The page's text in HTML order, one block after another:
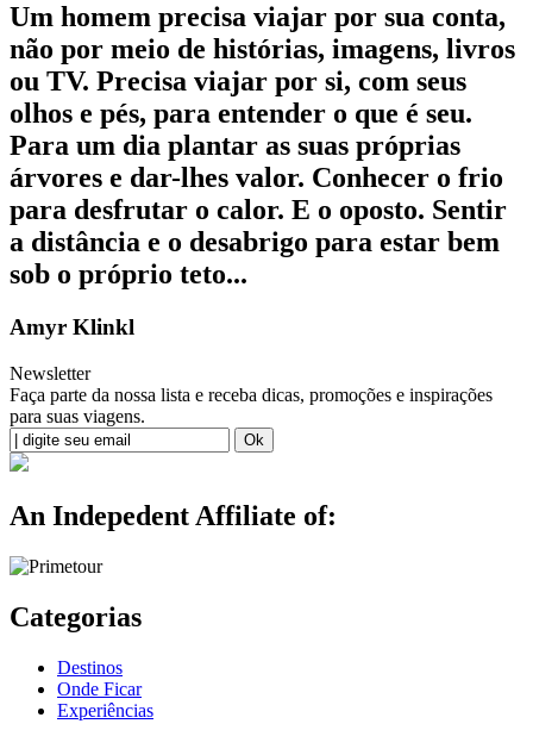
Um homem precisa viajar por sua conta,
não por meio de histórias, imagens, livros
ou TV. Precisa viajar por si, com seus
olhos e pés, para entender o que é seu.
Para um dia plantar as suas próprias
árvores e dar-lhes valor. Conhecer o frio
para desfrutar o calor. E o oposto. Sentir
a distância e o desabrigo para estar bem
sob o próprio teto...
Amyr Klinkl
Newsletter
Faça parte da nossa lista e receba dicas, promoções e inspirações
para suas viagens.
An Indepedent Affiliate of:
Categorias
Destinos
Onde Ficar
Experiências